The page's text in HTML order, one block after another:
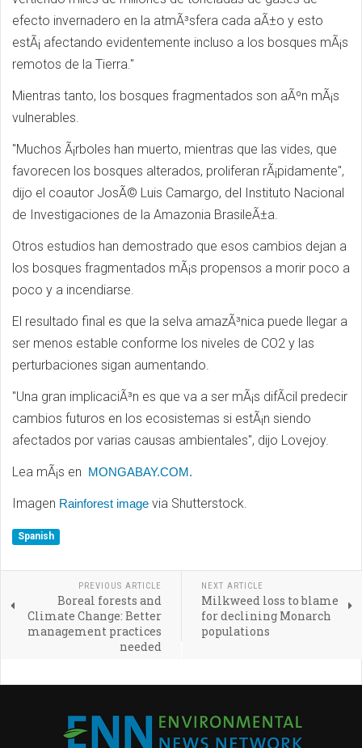
efecto invernadero en la atmÃ³sfera cada aÃ±o y esto
estÃ¡ afectando evidentemente incluso a los bosques mÃ¡s
remotos de la Tierra."
Mientras tanto, los bosques fragmentados son aÃºn mÃ¡s
vulnerables.
"Muchos Ã¡rboles han muerto, mientras que las vides, que
favorecen los bosques alterados, proliferan rÃ¡pidamente",
dijo el coautor JosÃ© Luis Camargo, del Instituto Nacional
de Investigaciones de la Amazonia BrasileÃ±a.
Otros estudios han demostrado que esos cambios dejan a
los bosques fragmentados mÃ¡s propensos a morir poco a
poco y a incendiarse.
El resultado final es que la selva amazÃ³nica puede llegar a
ser menos estable conforme los niveles de CO2 y las
perturbaciones sigan aumentando.
"Una gran implicaciÃ³n es que va a ser mÃ¡s difÃ­cil predecir
cambios futuros en los ecosistemas si estÃ¡n siendo
afectados por varias causas ambientales", dijo Lovejoy.
Lea mÃ¡s en MONGABAY.COM.
Imagen Rainforest image via Shutterstock.
Spanish
PREVIOUS ARTICLE
Boreal forests and
Climate Change: Better
management practices
needed
NEXT ARTICLE
Milkweed loss to blame
for declining Monarch
populations